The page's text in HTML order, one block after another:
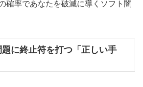
確率であなたを破滅に導くソフト闇
に終止符を打つ「正しい手